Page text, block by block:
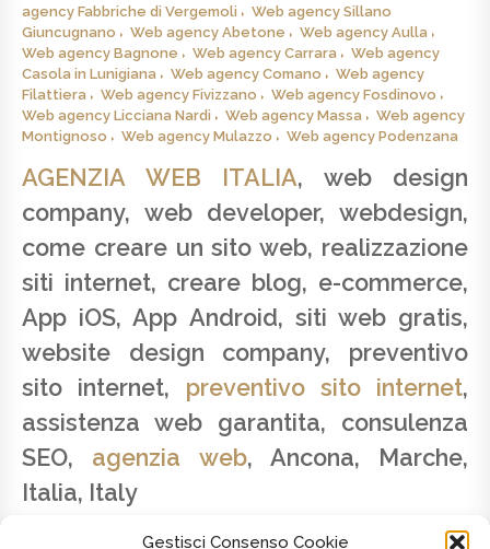
Gestisci Consenso Cookie
agency Fabbriche di Vergemoli
Web agency Sillano
Giuncugnano
Web agency Abetone
Web agency Aulla
Web agency Bagnone
Web agency Carrara
Web agency
Casola in Lunigiana
Web agency Comano
Web agency
Filattiera
Web agency Fivizzano
Web agency Fosdinovo
Web agency Licciana Nardi
Web agency Massa
Web agency
Montignoso
Web agency Mulazzo Web agency Podenzana
AGENZIA WEB ITALIA, web design
company, web developer, webdesign,
come creare un sito web, realizzazione
siti internet, creare blog, e-commerce,
App iOS, App Android, siti web gratis,
website design company, preventivo
sito internet, preventivo sito internet,
assistenza web garantita, consulenza
SEO, agenzia web, Ancona, Marche,
Italia, Italy